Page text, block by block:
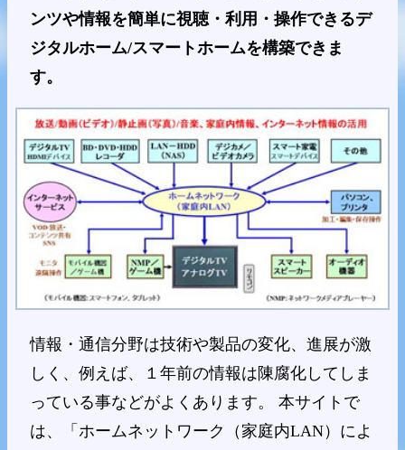
ンツや情報を簡単に視聴・利用・操作できるデ
ジタルホーム/スマートホームを構築できま
す。
情報・通信分野は技術や製品の変化、進展が激
しく、例えば、１年前の情報は陳腐化してしま
っている事などがよくあります。 本サイトで
は、「ホームネットワーク（家庭内LAN）によ